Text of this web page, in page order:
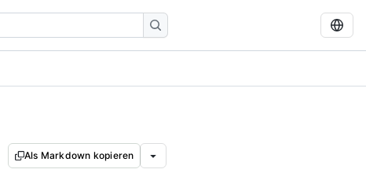
Als Markdown kopieren